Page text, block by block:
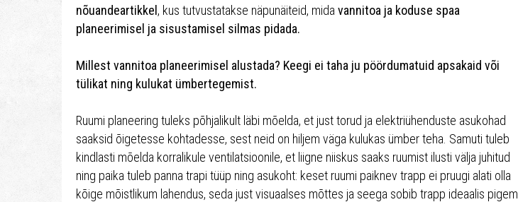
nõuandeartikkel , kus tutvustatakse näpunäiteid, mida vannitoa ja koduse spaa
planeerimisel ja sisustamisel silmas pidada.
Millest vannitoa planeerimisel alustada? Keegi ei taha ju pöördumatuid apsakaid või
tülikat ning kulukat ümbertegemist.
Ruumi planeering tuleks põhjalikult läbi mõelda, et just torud ja elektriühenduste asukohad
saaksid õigetesse kohtadesse, sest neid on hiljem väga kulukas ümber teha. Samuti tuleb
kindlasti mõelda korralikule ventilatsioonile, et liigne niiskus saaks ruumist ilusti välja juhitud
ning paika tuleb panna trapi tüüp ning asukoht: keset ruumi paiknev trapp ei pruugi alati olla
kõige mõistlikum lahendus, seda just visuaalses mõttes ja seega sobib trapp ideaalis pigem